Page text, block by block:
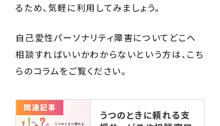
るため、気軽に利用してみましょう。
自己愛性パーソナリティ障害についてどこへ
相談すればいいかわからないという方は、こち
らのコラムをご覧ください。
関連記事
うつのときに頼れる支